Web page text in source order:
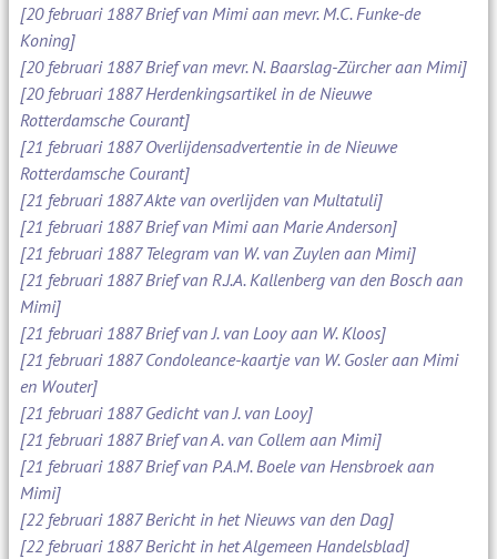
[20 februari 1887 Brief van Mimi aan mevr. M.C. Funke-de
Koning]
[20 februari 1887 Brief van mevr. N. Baarslag-Zürcher aan Mimi]
[20 februari 1887 Herdenkingsartikel in de Nieuwe
Rotterdamsche Courant]
[21 februari 1887 Overlijdensadvertentie in de Nieuwe
Rotterdamsche Courant]
[21 februari 1887 Akte van overlijden van Multatuli]
[21 februari 1887 Brief van Mimi aan Marie Anderson]
[21 februari 1887 Telegram van W. van Zuylen aan Mimi]
[21 februari 1887 Brief van R.J.A. Kallenberg van den Bosch aan
Mimi]
[21 februari 1887 Brief van J. van Looy aan W. Kloos]
[21 februari 1887 Condoleance-kaartje van W. Gosler aan Mimi
en Wouter]
[21 februari 1887 Gedicht van J. van Looy]
[21 februari 1887 Brief van A. van Collem aan Mimi]
[21 februari 1887 Brief van P.A.M. Boele van Hensbroek aan
Mimi]
[22 februari 1887 Bericht in het Nieuws van den Dag]
[22 februari 1887 Bericht in het Algemeen Handelsblad]